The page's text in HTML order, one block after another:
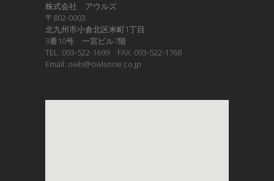
株式会社 アウルズ
〒802-0003
北九州市小倉北区米町1丁目
3番10号 一宮ビル7階
TEL: 093-522-1699 FAX: 093-522-1768
Email: owls@owlsone.co.jp